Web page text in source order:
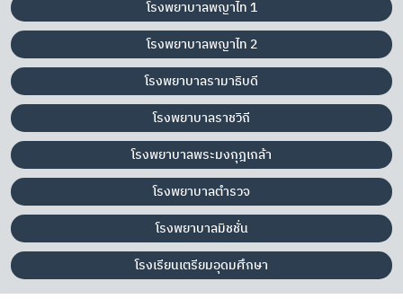
โรงพยาบาลพญาไท 1
โรงพยาบาลพญาไท 2
โรงพยาบาลรามาธิบดี
โรงพยาบาลราชวิถี
โรงพยาบาลพระมงกุฎเกล้า
โรงพยาบาลตำรวจ
โรงพยาบาลมิชชั่น
โรงเรียนเตรียมอุดมศึกษา